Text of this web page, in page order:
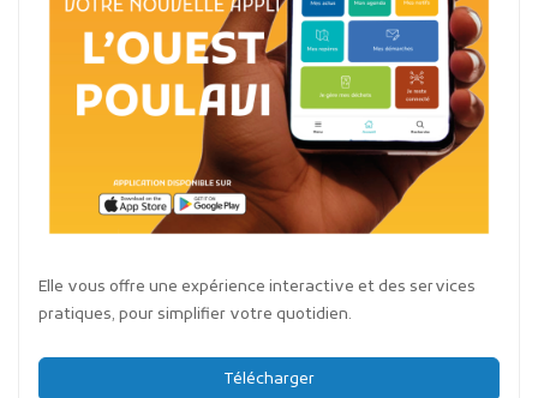
Elle vous offre une expérience interactive et des services
pratiques, pour simplifier votre quotidien.
Télécharger